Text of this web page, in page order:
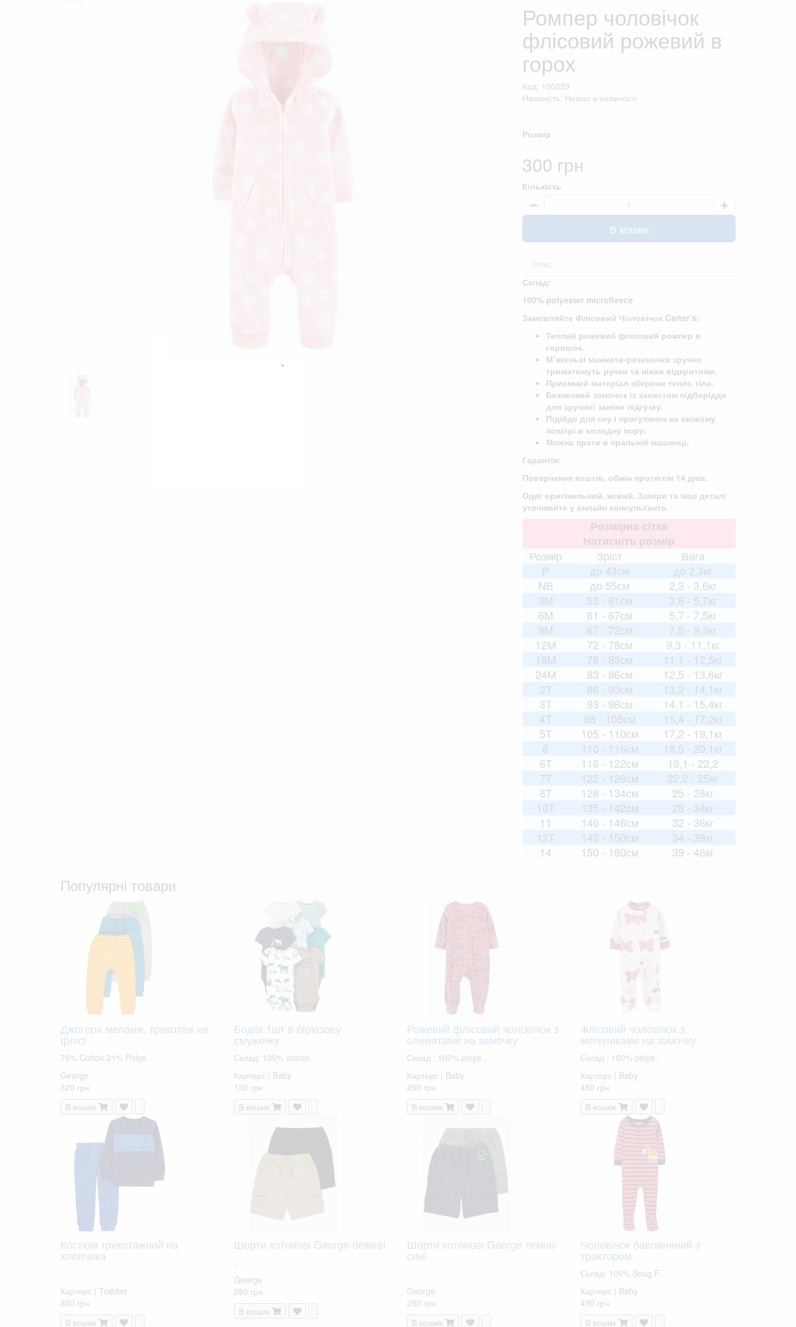
Ромпер чоловічок
флісовий рожевий в
горох
Код: 100229
Наявність: Немає в наявності
Розмір
300 грн
Кількість
В кошик
Опис
Склад:
100% polyester microfleece
Замовляйте Флісовий Чоловічок Carter’s:
Теплий рожевий флісовий ромпер в
горошок.
М’якенькі манжети-резиночки зручно
триматимуть ручки та ніжки відкритими.
Приємний матеріал збереже тепло тіла.
Безпечний замочок із захистом підборіддя
для зручної заміни підгузку.
Підійде для сну і прогулянок на свіжому
повітрі в холодну пору.
Можна прати в пральній машинці.
Гарантія:
Повернення коштів, обмін протягом 14 днів.
Одяг оригінальний, новий. Заміри та інші деталі
уточнюйте у онлайн консультанта.
Розмірна сітка
Натисніть розмір
Розмір
Зріст
Вага
P
до 43см
до 2,3кг
NB
до 55см
2,3 - 3,6кг
3M
55 - 61см
3,6 - 5,7кг
6M
61 - 67см
5,7 - 7,5кг
9M
67 - 72см
7,5 - 9,3кг
12M
72 - 78см
9,3 - 11,1кг
18M
78 - 83см
11,1 - 12,5кг
24M
83 - 86см
12,5 - 13,6кг
2T
86 - 93см
13,2 - 14,1кг
3T
93 - 98см
14,1 - 15,4кг
4T
98 - 105см
15,4 - 17,2кг
5T
105 - 110см
17,2 - 19,1кг
6
110 - 116см
18,5 - 20,1кг
6T
116 - 122см
19,1 - 22,2
7T
122 - 128см
22,2 - 25кг
8T
128 - 134см
25 - 28кг
10T
135 - 142см
28 - 34кг
11
140 - 146см
32 - 36кг
12T
142 - 150см
34 - 39кг
14
150 - 160см 39 - 46кг
Популярні товари
Джогери меланж, трикотаж на
флісі
76% Cotton 21% Polye..
George
320 грн
В кошик
Бодіік 1шт в бірюзову
смужечку
Склад: 100% cotton..
Картерс | Baby
130 грн
В кошик
Рожевий флісовий чоловічок з
оленятами на замочку
Склад : 100% polye..
Картерс | Baby
450 грн
В кошик
Флісовий чоловічок з
метеликами на замочку
Склад : 100% polye..
Картерс | Baby
450 грн
В кошик
Костюм трикотажний на
хлопчика
Картерс | Toddler
850 грн
В кошик
Шорти котонові George бежеві
George
280 грн
В кошик
Шорти котонові George темно-
сині
George
280 грн
В кошик
Чоловічок бавовняний з
трактором
Склад: 100% Snug F..
Картерс | Baby
490 грн
В кошик